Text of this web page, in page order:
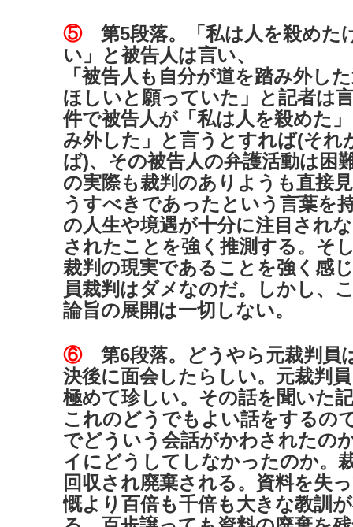
⑤第5段落。「私は人を殺めた
い」と被告人は言い、
「被告人も自分が道を踏み外し
ほしいと願っていた」と記者は
件で被告人が「私は人を殺めた
み外した」と言うとすれば(それ
ば)、その被告人の弁護活動は困
の実際も裁判のありようも直接
うすべきであったという言葉を
の人生や境遇が十分に注目され
されたことを強く推測する。そ
裁判の現実であることを強く感
員裁判はダメなのだ。しかし、
論旨の展開は一切しない。
⑥第6段落。どうやら元裁判員
決後に面会したらしい。元裁判
極めて珍しい。その話を聞いた
これのどうでもよい話をするの
でどういう会話がかわされたの
イにどうしてしなかったのか。
回収され廃棄される。資料を失
慨より百倍も千倍も大きな教訓